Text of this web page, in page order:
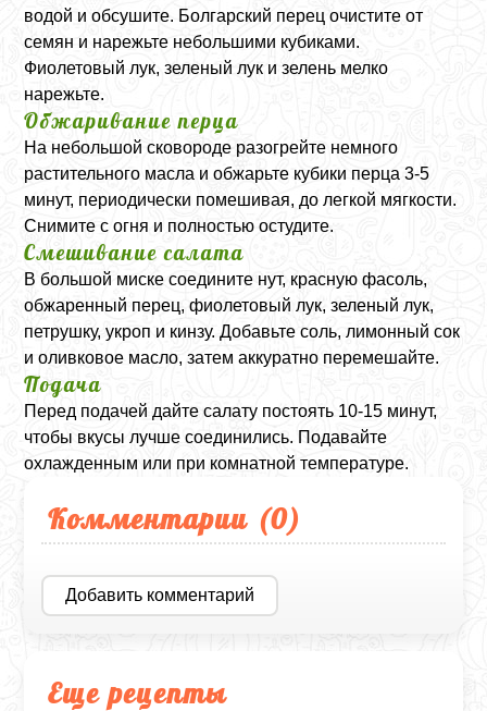
водой и обсушите. Болгарский перец очистите от
семян и нарежьте небольшими кубиками.
Фиолетовый лук, зеленый лук и зелень мелко
нарежьте.
Обжаривание перца
На небольшой сковороде разогрейте немного
растительного масла и обжарьте кубики перца 3-5
минут, периодически помешивая, до легкой мягкости.
Снимите с огня и полностью остудите.
Смешивание салата
В большой миске соедините нут, красную фасоль,
обжаренный перец, фиолетовый лук, зеленый лук,
петрушку, укроп и кинзу. Добавьте соль, лимонный сок
и оливковое масло, затем аккуратно перемешайте.
Подача
Перед подачей дайте салату постоять 10-15 минут,
чтобы вкусы лучше соединились. Подавайте
охлажденным или при комнатной температуре.
Комментарии (0)
Добавить комментарий
Еще рецепты